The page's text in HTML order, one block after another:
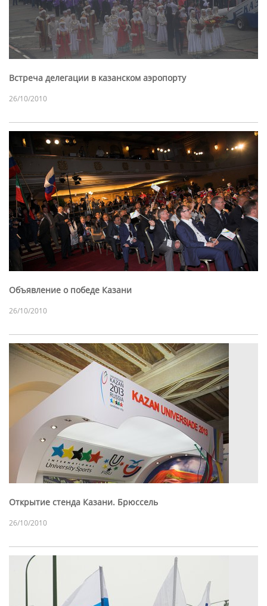
Встреча делегации в казанском аэропорту
26/10/2010
Объявление о победе Казани
26/10/2010
Открытие стенда Казани. Брюссель
26/10/2010